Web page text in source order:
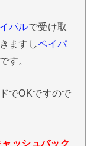
パルで受け取
ますしペイパ
す。
でOKですので
ッシュバック